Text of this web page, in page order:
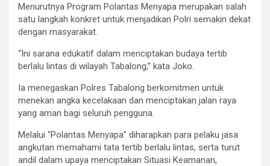
Menurutnya Program Polantas Menyapa merupakan salah
satu langkah konkret untuk menjadikan Polri semakin dekat
dengan masyarakat.
“Ini sarana edukatif dalam menciptakan budaya tertib
berlalu lintas di wilayah Tabalong,” kata Joko.
Ia menegaskan Polres Tabalong berkomitmen untuk
menekan angka kecelakaan dan menciptakan jalan raya
yang aman bagi seluruh pengguna.
Melalui “Polantas Menyapa” diharapkan para pelaku jasa
angkutan memahami tata tertib berlalu lintas, serta turut
andil dalam upaya menciptakan Situasi Keamanan,